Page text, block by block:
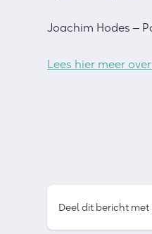
Joachim Hodes ‒
Lees hier meer
Deel dit bericht met